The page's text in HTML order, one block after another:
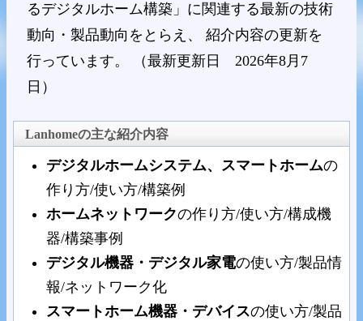
るデジタルホーム構築」に関連する最新の技術
動向・製品動向をとらえ、 紹介内容の更新を
行っています。 （最新更新日 2026年8月7
日）
Lanhomeの主な紹介内容
デジタルホームシステム、スマートホームの
作り方/使い方/構築例
ホームネットワークの作り方/使い方/構成機
器/構築事例
デジタル機器・デジタル家電の使い方/製品情
報/ネットワーク化
スマートホーム機器・デバイスの使い方/製品